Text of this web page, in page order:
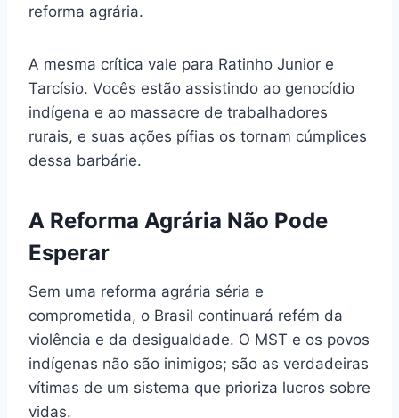
reforma agrária.
A mesma crítica vale para Ratinho Junior e
Tarcísio. Vocês estão assistindo ao genocídio
indígena e ao massacre de trabalhadores
rurais, e suas ações pífias os tornam cúmplices
dessa barbárie.
A Reforma Agrária Não Pode
Esperar
Sem uma reforma agrária séria e
comprometida, o Brasil continuará refém da
violência e da desigualdade. O MST e os povos
indígenas não são inimigos; são as verdadeiras
vítimas de um sistema que prioriza lucros sobre
vidas.